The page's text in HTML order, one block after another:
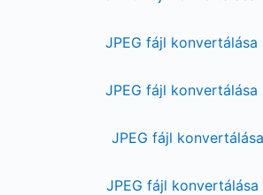
JPEG fájl konvertálása
JPEG fájl konvertálása
JPEG fájl
JPEG fájl konvertálása